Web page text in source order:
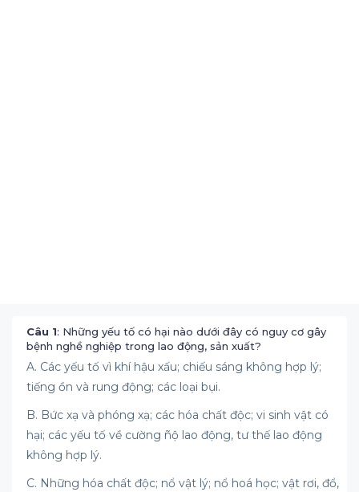
Câu 1: Những yếu tố có hại nào dưới đây có nguy cơ gây
bệnh nghề nghiệp trong lao động, sản xuất?
A. Các yếu tố vì khí hậu xấu; chiếu sáng không hợp lý;
tiếng ồn và rung động; các loại bụi.
B. Bức xạ và phóng xạ; các hóa chất độc; vi sinh vật có
hại; các yếu tố về cường ñộ lao động, tư thế lao động
không hợp lý.
C. Những hóa chất độc; nổ vật lý; nổ hoá học; vật rơi, đổ,